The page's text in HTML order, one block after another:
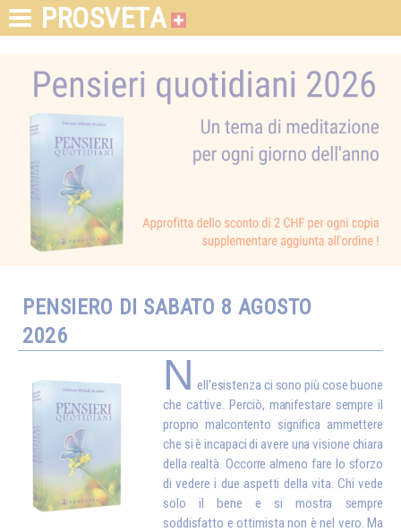
PROSVETA
PENSIERO DI SABATO 8 AGOSTO
2026
N ell'esistenza ci sono più cose buone
che cattive. Perciò, manifestare sempre il
proprio malcontento significa ammettere
che si è incapaci di avere una visione chiara
della realtà. Occorre almeno fare lo sforzo
di vedere i due aspetti della vita. Chi vede
solo il bene e si mostra sempre
soddisfatto e ottimista non è nel vero. Ma